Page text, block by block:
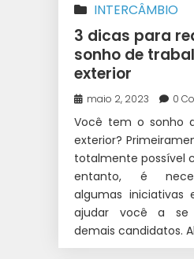
INTERCÂMBIO
3 dicas para
sonho de
exterior
maio 2, 2023 0
Você tem o sonho
exterior?
totalmente possível
entanto, é
algumas iniciativas
ajudar você a se
demais candidatos.